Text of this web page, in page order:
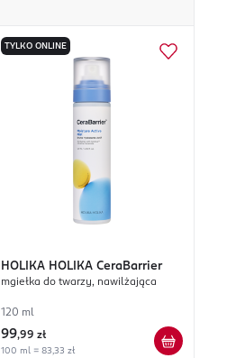
TYLKO ONLINE
HOLIKA HOLIKA CeraBarrier
mgiełka do twarzy, nawilżająca
120 ml
99,99 zł
100 ml = 83,33 zł